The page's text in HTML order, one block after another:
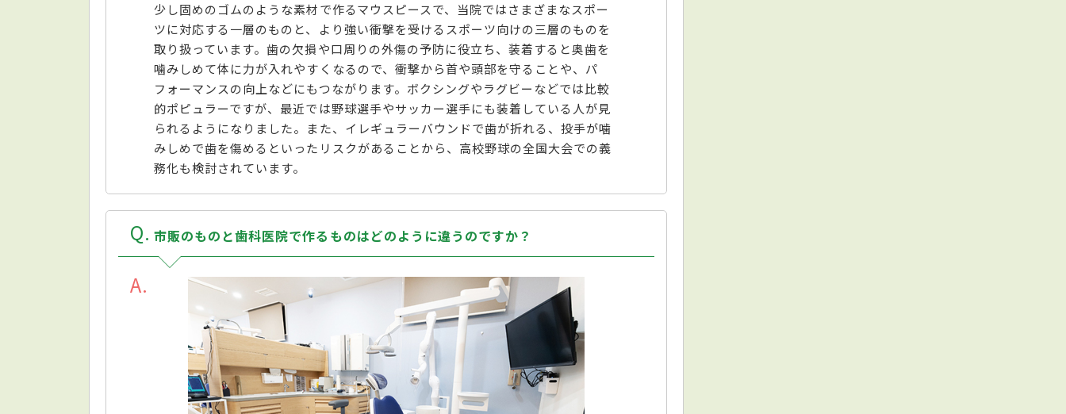
少し固めのゴムのような素材で作るマウスピースで、当院ではさまざまなスポー
ツに対応する一層のものと、より強い衝撃を受けるスポーツ向けの三層のものを
取り扱っています。歯の欠損や口周りの外傷の予防に役立ち、装着すると奥歯を
噛みしめて体に力が入れやすくなるので、衝撃から首や頭部を守ることや、パ
フォーマンスの向上などにもつながります。ボクシングやラグビーなどでは比較
的ポピュラーですが、最近では野球選手やサッカー選手にも装着している人が見
られるようになりました。また、イレギュラーバウンドで歯が折れる、投手が噛
みしめで歯を傷めるといったリスクがあることから、高校野球の全国大会での義
務化も検討されています。
Q 市販のものと歯科医院で作るものはどのように違うのですか？
A